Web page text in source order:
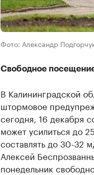
Фото: Александр
Свободное
В Калининградской
штормовое
сегодня, 16 декабря
может усилиться до
составлять до 30-32
Алексей
понедельник